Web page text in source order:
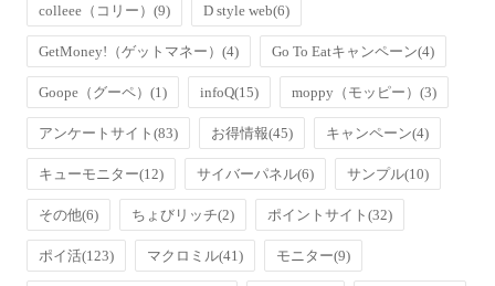
colleee（コリー）(9) D style web(6)
GetMoney!（ゲットマネー）(4) Go To Eatキャンペーン(4)
Goope（グーペ）(1) infoQ(15) moppy（モッピー）(3)
アンケートサイト(83) お得情報(45) キャンペーン(4)
キューモニター(12) サイバーパネル(6) サンプル(10)
その他(6) ちょびリッチ(2) ポイントサイト(32)
ポイ活(123) マクロミル(41) モニター(9)